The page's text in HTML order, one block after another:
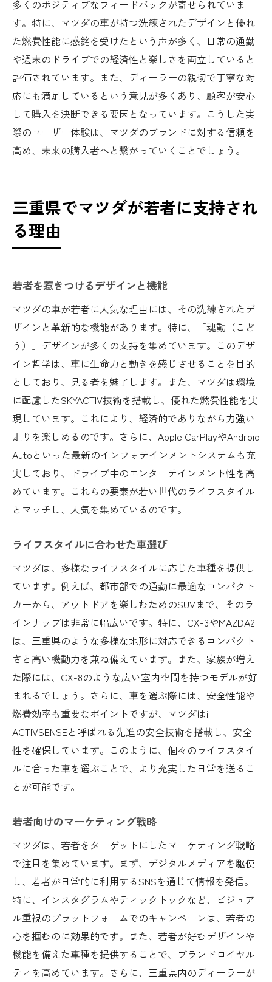
多くのポジティブなフィードバックが寄せられていま
す。特に、マツダの車が持つ洗練されたデザインと優れ
た燃費性能に感銘を受けたという声が多く、日常の通勤
や週末のドライブでの経済性と楽しさを両立していると
評価されています。また、ディーラーの親切で丁寧な対
応にも満足しているという意見が多くあり、顧客が安心
して購入を決断できる要因となっています。こうした実
際のユーザー体験は、マツダのブランドに対する信頼を
高め、未来の購入者へと繋がっていくことでしょう。
三重県でマツダが若者に支持され
る理由
若者を惹きつけるデザインと機能
マツダの車が若者に人気な理由には、その洗練されたデ
ザインと革新的な機能があります。特に、「魂動（こど
う）」デザインが多くの支持を集めています。このデザ
イン哲学は、車に生命力と動きを感じさせることを目的
としており、見る者を魅了します。また、マツダは環境
に配慮したSKYACTIV技術を搭載し、優れた燃費性能を実
現しています。これにより、経済的でありながら力強い
走りを楽しめるのです。さらに、Apple CarPlayやAndroid
Autoといった最新のインフォテインメントシステムも充
実しており、ドライブ中のエンターテインメント性を高
めています。これらの要素が若い世代のライフスタイル
とマッチし、人気を集めているのです。
ライフスタイルに合わせた車選び
マツダは、多様なライフスタイルに応じた車種を提供し
ています。例えば、都市部での通勤に最適なコンパクト
カーから、アウトドアを楽しむためのSUVまで、そのラ
インナップは非常に幅広いです。特に、CX-3やMAZDA2
は、三重県のような多様な地形に対応できるコンパクト
さと高い機動力を兼ね備えています。また、家族が増え
た際には、CX-8のような広い室内空間を持つモデルが好
まれるでしょう。さらに、車を選ぶ際には、安全性能や
燃費効率も重要なポイントですが、マツダはi-
ACTIVSENSEと呼ばれる先進の安全技術を搭載し、安全
性を確保しています。このように、個々のライフスタイ
ルに合った車を選ぶことで、より充実した日常を送るこ
とが可能です。
若者向けのマーケティング戦略
マツダは、若者をターゲットにしたマーケティング戦略
で注目を集めています。まず、デジタルメディアを駆使
し、若者が日常的に利用するSNSを通じて情報を発信。
特に、インスタグラムやティックトックなど、ビジュア
ル重視のプラットフォームでのキャンペーンは、若者の
心を掴むのに効果的です。また、若者が好むデザインや
機能を備えた車種を提供することで、ブランドロイヤル
ティを高めています。さらに、三重県内のディーラーが